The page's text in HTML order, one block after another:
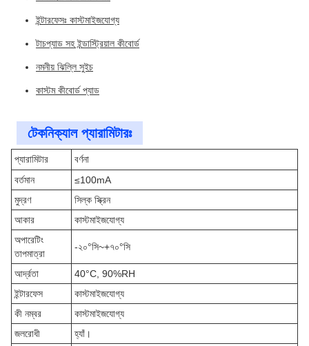
ইন্টারফেসঃ কাস্টমাইজযোগ্য
টাচপ্যাড সহ ইন্ডাস্ট্রিয়াল কীবোর্ড
নমনীয় ঝিল্লি সুইচ
কাস্টম কীবোর্ড প্যাড
টেকনিক্যাল প্যারামিটারঃ
প্যারামিটার
বর্ণনা
বর্তমান
≤100mA
মুদ্রণ
সিল্ক স্ক্রিন
আকার
কাস্টমাইজযোগ্য
অপারেটিং
তাপমাত্রা
-২০°সি~+৭০°সি
আর্দ্রতা
40°C, 90%RH
ইন্টারফেস
কাস্টমাইজযোগ্য
কী নম্বর
কাস্টমাইজযোগ্য
জলরোধী
হ্যাঁ।